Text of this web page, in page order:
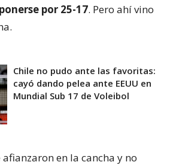
por 25-17. Pero ahí vino
Chile no pudo ante las favoritas:
cayó dando pelea ante EEUU en
Mundial Sub 17 de Voleibol
afianzaron en la cancha y no